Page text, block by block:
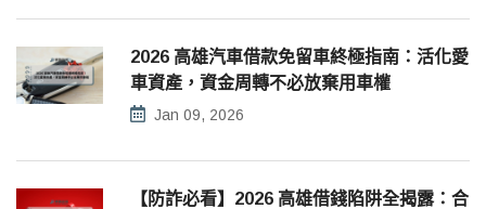
2026 高雄汽車借款免留車終極指南：活化愛
車資產，資金周轉不必放棄用車權
Jan 09, 2026
【防詐必看】2026 高雄借錢陷阱全揭露：合